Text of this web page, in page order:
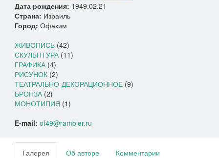
Дата рождения: 1949.02.21
Страна: Израиль
Город: Офаким
ЖИВОПИСЬ (42)
СКУЛЬПТУРА (11)
ГРАФИКА (4)
РИСУНОК (2)
ТЕАТРАЛЬНО-ДЕКОРАЦИОННОЕ (9)
БРОНЗА (2)
МОНОТИПИЯ (1)
E-mail: of49@rambler.ru
Галерея Об авторе Комментарии